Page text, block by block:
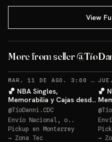
View
More from seller
MAR. 11 DE AGO. 3:00 AM ·
🏀 NBA Singles,
Memorabilia y Cajas desde
$20 🔥
@TíoDanni.CDC
Envío Nacional, o..
Pickup en Monterrey
→ Zona Tec
🏀
$20
@
→